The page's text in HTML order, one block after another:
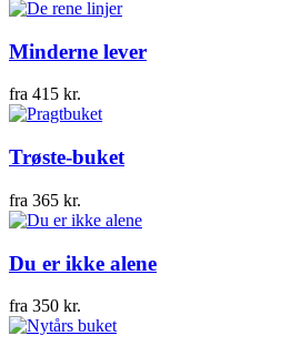
Minderne lever
fra 415 kr.
Trøste-buket
fra 365 kr.
Du er ikke alene
fra 350 kr.